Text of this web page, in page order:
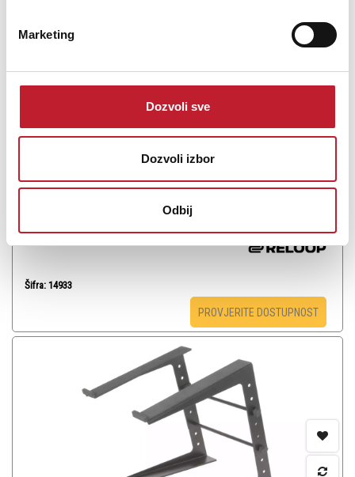
Marketing
Dozvoli sve
Dozvoli izbor
Odbij
Reloop Smart Display Stand
49,00KM
RELOOP PAMETNI STALAK KONTINUIRANO PRILAGODLJIVO I
Sklopivo EFIKASAN DIZAJN pametno postolje za prikaz je
pametne telefone i nudi stabilnu, ali laganu konstrukciju.
Šifra: 14933
PROVJERITE DOSTUPNOST